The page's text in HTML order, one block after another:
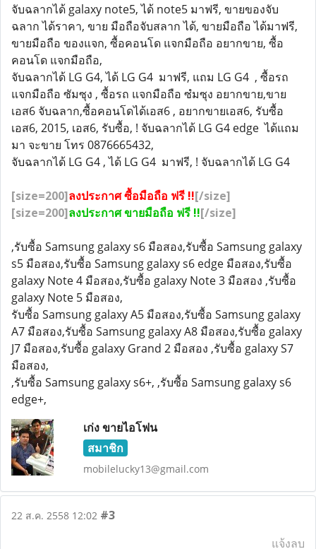
จับฉลากได้ galaxy note5, ได้ note5 มาฟรี, ขายของจับ
ฉลาก ได้ราคา, ขาย มือถือจับสลาก ได้, ขายมือถือ ได้มาฟรี,
ขายมือถือ ของแจก, ซื้อคอนโด แจกมือถือ อยากขาย, ซื้อ
คอนโด แจกมือถือ,
จับฉลากได้ LG G4, ได้ LG G4 มาฟรี, แถม LG G4 , ซื้อรถ
แจกมือถือ ซัมซุง , ซื้อรถ แจกมือถือ ซํมซุง อยากขาย,ขาย
เอส6 จับฉลาก,ซื้อคอนโดได้เอส6 , อยากขายเอส6, รับซื้อ
เอส6, 2015, เอส6, รับซื้อ, ! จับฉลากได้ LG G4 edge ได้แถม
มา จะขาย โทร 0876665432,
จับฉลากได้ LG G4 , ได้ LG G4 มาฟรี, ! จับฉลากได้ LG G4
[size=200]ลงประกาศ ซื้อมือถือ ฟรี !![/size]
[size=200]ลงประกาศ ขายมือถือ ฟรี !![/size]
,รับซื้อ Samsung galaxy s6 มือสอง,รับซื้อ Samsung galaxy
s5 มือสอง,รับซื้อ Samsung galaxy s6 edge มือสอง,รับซื้อ
galaxy Note 4 มือสอง,รับซื้อ galaxy Note 3 มือสอง ,รับซื้อ
galaxy Note 5 มือสอง,
รับซื้อ Samsung galaxy A5 มือสอง,รับซื้อ Samsung galaxy
A7 มือสอง,รับซื้อ Samsung galaxy A8 มือสอง,รับซื้อ galaxy
J7 มือสอง,รับซื้อ galaxy Grand 2 มือสอง ,รับซื้อ galaxy S7
มือสอง,
,รับซื้อ Samsung galaxy s6+, ,รับซื้อ Samsung galaxy s6
edge+,
เก่ง ขายไอโฟน
สมาชิก
mobilelucky13@gmail.com
22 ส.ค. 2558 12:02 #3
แจ้งลบ